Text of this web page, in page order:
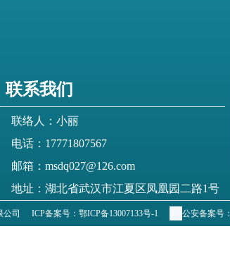
联系我们
联络人：小丽
电话：17771807567
邮箱：msdq027@126.com
地址：湖北省武汉市江夏区凤凰园二路1号
公司 ICP备案号： 鄂ICP备13007133号-1 公安备案号：